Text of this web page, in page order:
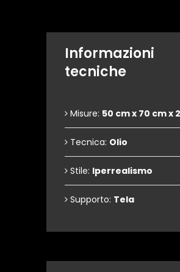
Informazioni
tecniche
Misure: 50 cm x 70 cm x
Tecnica: Olio
Stile: Iperrealismo
Supporto: Tela